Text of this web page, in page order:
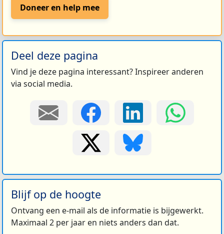
Doneer en help mee
Deel deze pagina
Vind je deze pagina interessant? Inspireer anderen
via social media.
Blijf op de hoogte
Ontvang een e-mail als de informatie is bijgewerkt.
Maximaal 2 per jaar en niets anders dan dat.